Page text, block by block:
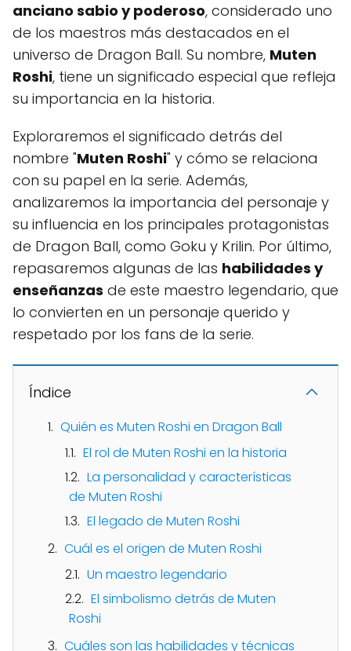
anciano sabio y poderoso, considerado uno
de los maestros más destacados en el
universo de Dragon Ball. Su nombre, Muten
Roshi, tiene un significado especial que refleja
su importancia en la historia.
Exploraremos el significado detrás del
nombre "Muten Roshi" y cómo se relaciona
con su papel en la serie. Además,
analizaremos la importancia del personaje y
su influencia en los principales protagonistas
de Dragon Ball, como Goku y Krilin. Por último,
repasaremos algunas de las habilidades y
enseñanzas de este maestro legendario, que
lo convierten en un personaje querido y
respetado por los fans de la serie.
Índice
Quién es Muten Roshi en Dragon Ball
El rol de Muten Roshi en la historia
La personalidad y características
de Muten Roshi
El legado de Muten Roshi
Cuál es el origen de Muten Roshi
Un maestro legendario
El simbolismo detrás de Muten
Roshi
Cuáles son las habilidades y técnicas